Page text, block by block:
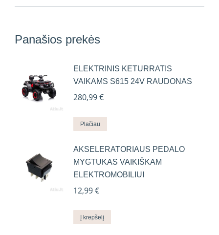
Panašios prekės
ELEKTRINIS KETURRATIS
VAIKAMS S615 24V RAUDONAS
280,99€
Plačiau
AKSELERATORIAUS PEDALO
MYGTUKAS VAIKIŠKAM
ELEKTROMOBILIUI
12,99€
Į krepšelį